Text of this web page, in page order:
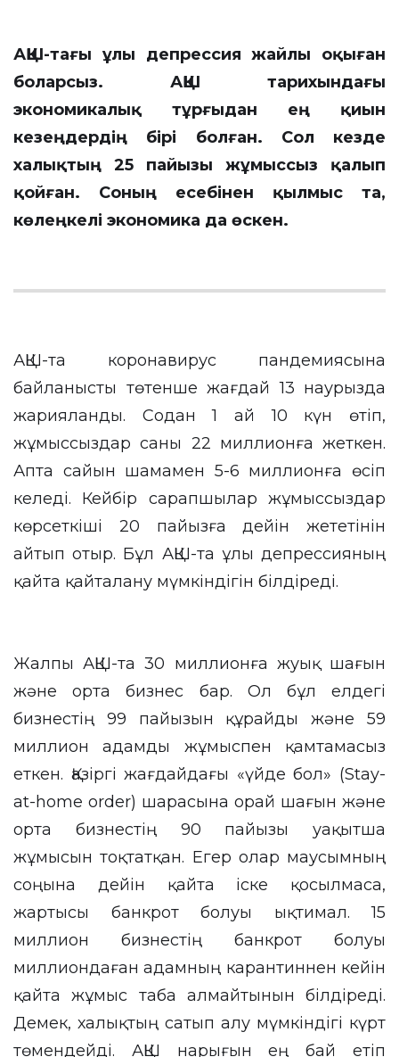
АҚШ-тағы ұлы депрессия жайлы оқыған
боларсыз. АҚШ тарихындағы
экономикалық тұрғыдан ең қиын
кезеңдердің бірі болған. Сол кезде
халықтың 25 пайызы жұмыссыз қалып
қойған. Соның есебінен қылмыс та,
көлеңкелі экономика да өскен.
АҚШ-та коронавирус пандемиясына
байланысты төтенше жағдай 13 наурызда
жарияланды. Содан 1 ай 10 күн өтіп,
жұмыссыздар саны 22 миллионға жеткен.
Апта сайын шамамен 5-6 миллионға өсіп
келеді. Кейбір сарапшылар жұмыссыздар
көрсеткіші 20 пайызға дейін жететінін
айтып отыр. Бұл АҚШ-та ұлы депрессияның
қайта қайталану мүмкіндігін білдіреді.
Жалпы АҚШ-та 30 миллионға жуық шағын
және орта бизнес бар. Ол бұл елдегі
бизнестің 99 пайызын құрайды және 59
миллион адамды жұмыспен қамтамасыз
еткен. Қазіргі жағдайдағы «үйде бол» (Stay-
at-home order) шарасына орай шағын және
орта бизнестің 90 пайызы уақытша
жұмысын тоқтатқан. Егер олар маусымның
соңына дейін қайта іске қосылмаса,
жартысы банкрот болуы ықтимал. 15
миллион бизнестің банкрот болуы
миллиондаған адамның карантиннен кейін
қайта жұмыс таба алмайтынын білдіреді.
Демек, халықтың сатып алу мүмкіндігі күрт
төмендейді. АҚШ нарығын ең бай етіп